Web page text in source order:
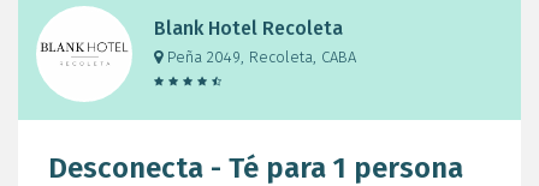
Blank Hotel Recoleta
Peña 2049, Recoleta, CABA
Desconecta - Té para 1 persona